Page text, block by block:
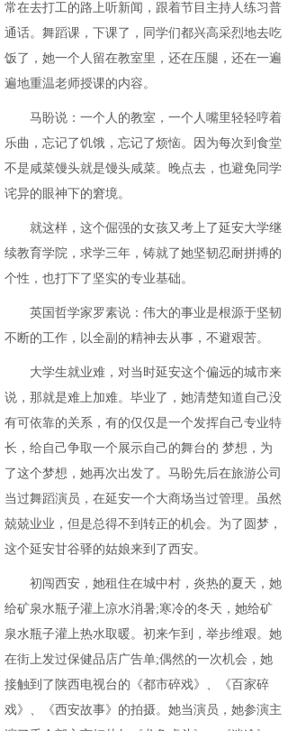
常在去打工的路上听新闻，跟着节目主持人练习普
通话。舞蹈课，下课了，同学们都兴高采烈地去吃
饭了，她一个人留在教室里，还在压腿，还在一遍
遍地重温老师授课的内容。
马盼说：一个人的教室，一个人嘴里轻轻哼着
乐曲，忘记了饥饿，忘记了烦恼。因为每次到食堂
不是咸菜馒头就是馒头咸菜。晚点去，也避免同学
诧异的眼神下的窘境。
就这样，这个倔强的女孩又考上了延安大学继
续教育学院，求学三年，铸就了她坚韧忍耐拼搏的
个性，也打下了坚实的专业基础。
英国哲学家罗素说：伟大的事业是根源于坚韧
不断的工作，以全副的精神去从事，不避艰苦。
大学生就业难，对当时延安这个偏远的城市来
说，那就是难上加难。毕业了，她清楚知道自己没
有可依靠的关系，有的仅仅是一个发挥自己专业特
长，给自己争取一个展示自己的舞台的 梦想，为
了这个梦想，她再次出发了。马盼先后在旅游公司
当过舞蹈演员，在延安一个大商场当过管理。虽然
兢兢业业，但是总得不到转正的机会。为了圆梦，
这个延安甘谷驿的姑娘来到了西安。
初闯西安，她租住在城中村，炎热的夏天，她
给矿泉水瓶子灌上凉水消暑;寒冷的冬天，她给矿
泉水瓶子灌上热水取暖。初来乍到，举步维艰。她
在街上发过保健品店广告单;偶然的一次机会，她
接触到了陕西电视台的《都市碎戏》、《百家碎
戏》、《西安故事》的拍摄。她当演员，她参演主